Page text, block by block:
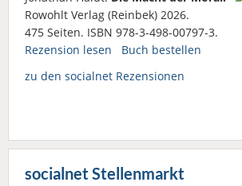
Rowohlt Verlag (Reinbek) 2026.
475 Seiten. ISBN 978-3-498-00797-3.
Rezension lesen
Buch bestellen
zu den socialnet Rezensionen
socialnet Stellenmarkt